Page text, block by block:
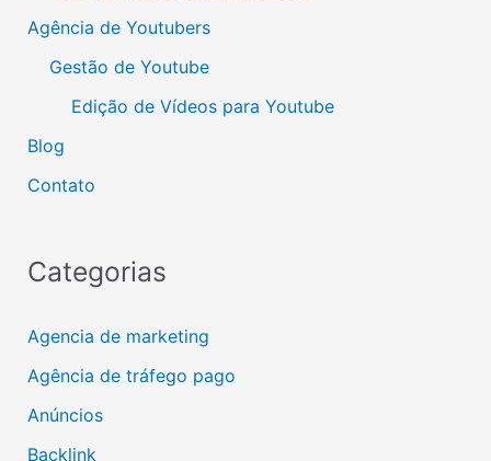
Agência de Youtubers
Gestão de Youtube
Edição de Vídeos para Youtube
Blog
Contato
Categorias
Agencia de marketing
Agência de tráfego pago
Anúncios
Backlink